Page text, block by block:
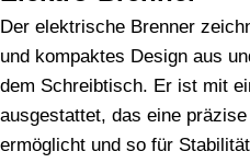
Der elektrische Brenner
und kompaktes Design aus
dem Schreibtisch. Er ist mit
ausgestattet, das eine
ermöglicht und so für